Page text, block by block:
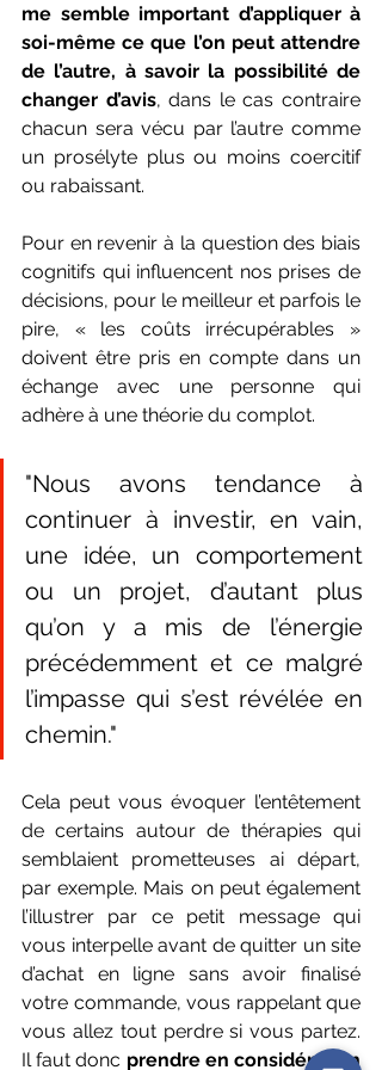
me semble important d’appliquer à
soi-même ce que l’on peut attendre
de l’autre, à savoir la possibilité de
changer d’avis, dans le cas contraire
chacun sera vécu par l’autre comme
un prosélyte plus ou moins coercitif
ou rabaissant.
Pour en revenir à la question des biais
cognitifs qui influencent nos prises de
décisions, pour le meilleur et parfois le
pire, « les coûts irrécupérables »
doivent être pris en compte dans un
échange avec une personne qui
adhère à une théorie du complot.
"Nous avons tendance à
continuer à investir, en vain,
une idée, un comportement
ou un projet, d’autant plus
qu’on y a mis de l’énergie
précédemment et ce malgré
l’impasse qui s’est révélée en
chemin."
Cela peut vous évoquer l’entêtement
de certains autour de thérapies qui
semblaient prometteuses ai départ,
par exemple. Mais on peut également
l’illustrer par ce petit message qui
vous interpelle avant de quitter un site
d’achat en ligne sans avoir finalisé
votre commande, vous rappelant que
vous allez tout perdre si vous partez.
Il faut donc prendre en considération